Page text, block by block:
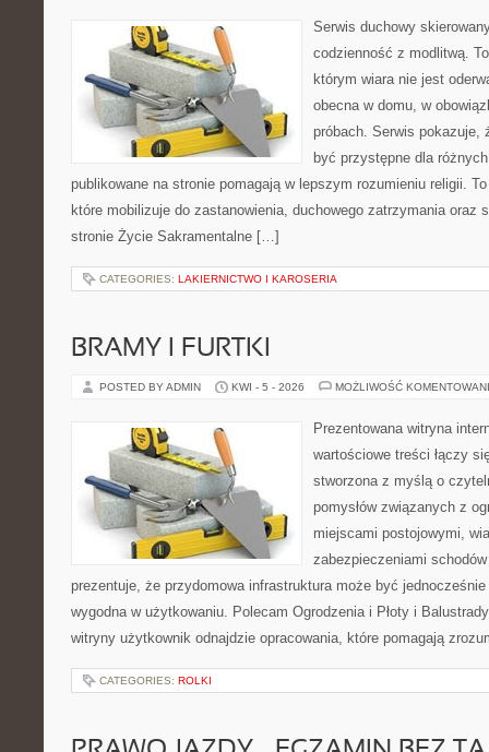
Serwis duchowy
codzienność z modlitwą.
którym wiara nie jest
obecna w domu, w
próbach. Serwis pokazuje,
być przystępne dla
publikowane na stronie pomagają w lepszym rozumieniu religii.
które mobilizuje do zastanowienia, duchowego zatrzymania oraz
stronie Życie Sakramentalne […]
CATEGORIES: LAKIERNICTWO I KAROSERIA
BRAMY I FURTKI
POSTED BY ADMIN KWI - 5 - 2026 MOŻLIWOŚĆ
Prezentowana witryna
wartościowe treści łączy
stworzona z myślą o
pomysłów związanych z
miejscami postojowymi,
zabezpieczeniami
prezentuje, że przydomowa infrastruktura może być
wygodna w użytkowaniu. Polecam Ogrodzenia i Płoty i
witryny użytkownik odnajdzie opracowania, które pomagają
CATEGORIES: ROLKI